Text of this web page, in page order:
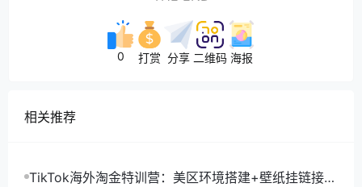
0 打赏 分享 二维码 海报
相关推荐
TikTok海外淘金特训营：美区环境搭建+壁纸挂链接